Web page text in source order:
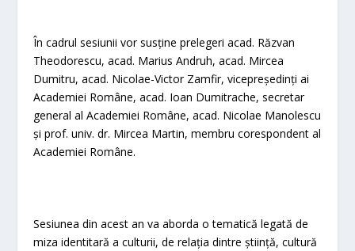
În cadrul sesiunii vor susține prelegeri acad. Răzvan
Theodorescu, acad. Marius Andruh, acad. Mircea
Dumitru, acad. Nicolae-Victor Zamfir, vicepreședinți ai
Academiei Române, acad. Ioan Dumitrache, secretar
general al Academiei Române, acad. Nicolae Manolescu
și prof. univ. dr. Mircea Martin, membru corespondent al
Academiei Române.
Sesiunea din acest an va aborda o tematică legată de
miza identitară a culturii, de relația dintre știință, cultură